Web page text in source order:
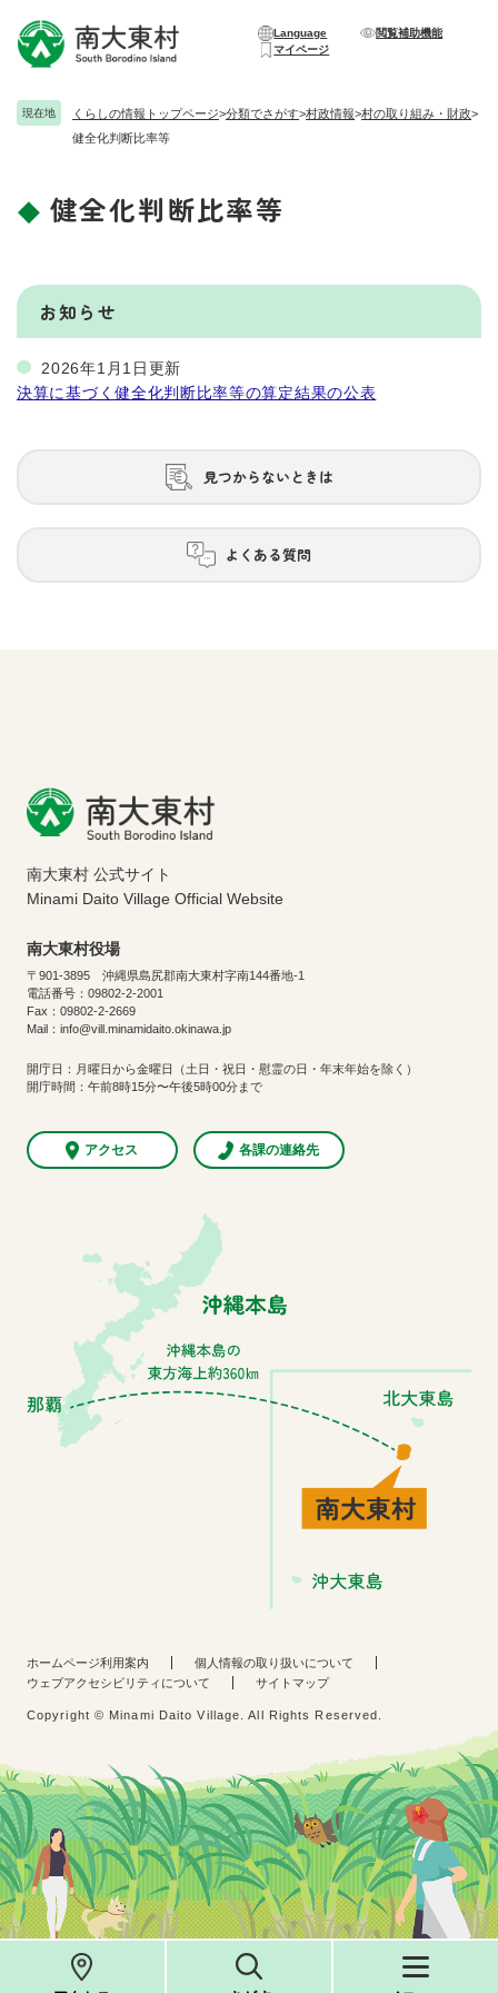
Language
閲覧補助機能
マイページ
現在地 くらしの情報トップページ>分類でさがす>村政情報>村の取り組み・財政>
健全化判断比率等
本
文
健全化判断比率等
お知らせ
2026年1月1日更新
決算に基づく健全化判断比率等の算定結果の公表
見つからないときは
よくある質問
南大東村 公式サイト
Minami Daito Village Official Website
南大東村役場
〒901-3895 沖縄県島尻郡南大東村字南144番地-1
電話番号：09802-2-2001
Fax：09802-2-2669
Mail：info@vill.minamidaito.okinawa.jp
開庁日：月曜日から金曜日（土日・祝日・慰霊の日・年末年始を除く）
開庁時間：午前8時15分〜午後5時00分まで
アクセス 各課の連絡先
ホームページ利用案内
個人情報の取り扱いについて
ウェブアクセシビリティについて
サイトマップ
Copyright © Minami Daito Village. All Rights Reserved.